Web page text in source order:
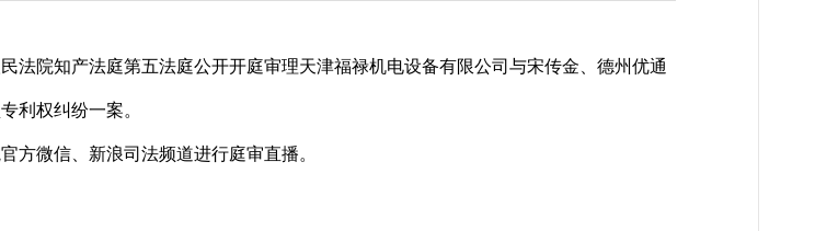
法院知产法庭第五法庭公开开庭审理天津福禄机电设备有限公司与宋传金、德州优通
利权纠纷一案。
微信、新浪司法频道进行庭审直播。